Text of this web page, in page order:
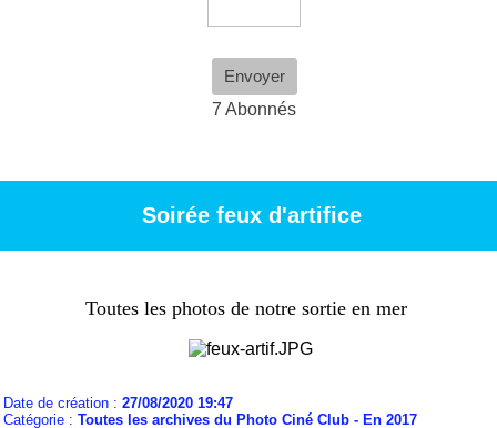
Envoyer
7 Abonnés
Soirée feux d'artifice
Toutes les photos de notre sortie en mer
Date de création :27/08/2020 19:47
Catégorie :Toutes les archives du Photo Ciné Club - En 2017